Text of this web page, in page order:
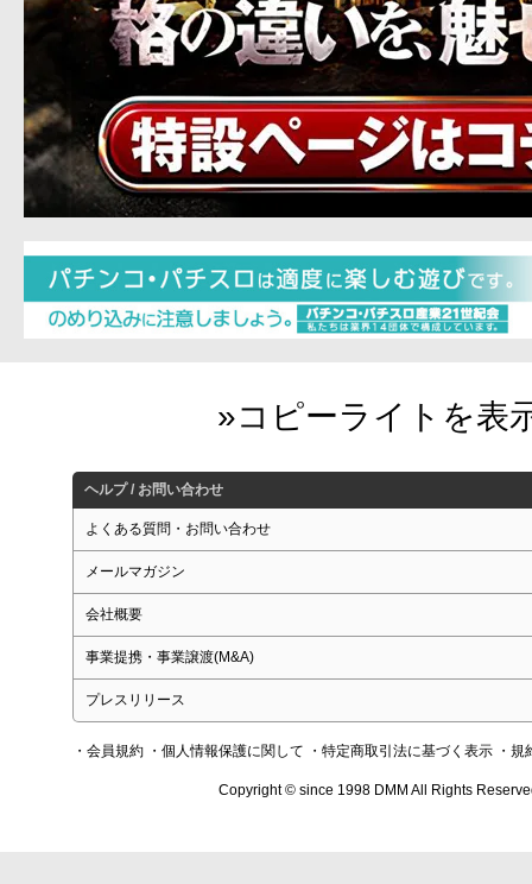
ヘルプ / お問い合わせ
よくある質問・お問い合わせ
メールマガジン
会社概要
事業提携・事業譲渡(M&A)
プレスリリース
・会員規約 ・個人情報保護に関して ・特定商取引法に基づく表示 ・規
Copyright © since 1998 DMM All Rights